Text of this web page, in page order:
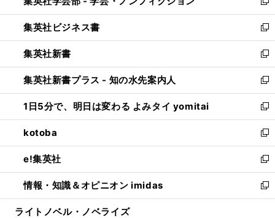
開
く
ウ
で
開
く
ィ
ン
ド
ウ
で
開
く
新
し
い
ウ
ィ
ン
ド
ウ
で
開
く
集英社ビジネス書
新
し
い
ウ
ィ
ン
ド
ウ
で
開
く
集英社新書
新
し
い
ウ
ィ
ン
ド
ウ
で
開
く
集英社新書プラス - 知の水先案内人
新
し
い
ウ
ィ
ン
ド
ウ
で
開
1日5分で、明日は変わる よみタイ yomitai
新
し
い
ウ
ィ
ン
ド
ウ
kotoba
新
し
い
ウ
ィ
ン
e!集英社
新
し
い
ウ
情報・知識＆オピニオン imidas
新
し
ライトノベル・ノベライズ